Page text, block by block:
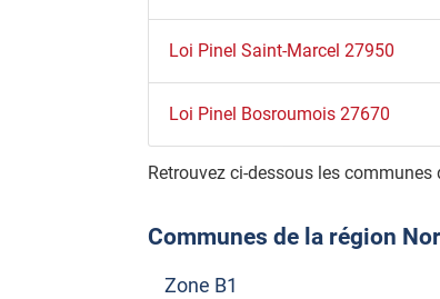
Loi Pinel Saint-Marcel 27950
Loi Pinel Bosroumois 27670
Retrouvez ci-dessous les
Communes de la région
Zone B1